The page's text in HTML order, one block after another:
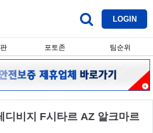
LOGIN
포토존 팀순위
디비지 F시타르 AZ 알크마르